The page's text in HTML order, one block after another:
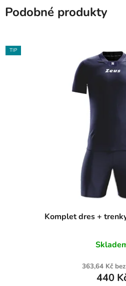
Podobné produkty
TIP
Komplet dres +
363,64 Kč
440